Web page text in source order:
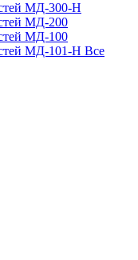
МД-300-H
МД-200
МД-100
МД-101-Н Все